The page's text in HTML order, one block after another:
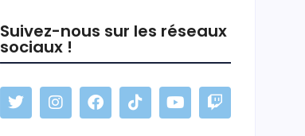
Suivez-nous sur les réseaux
sociaux !